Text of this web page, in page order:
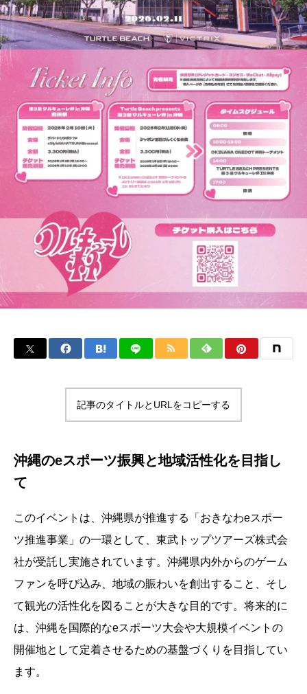
記事のタイトルとURLをコピーする
沖縄のeスポーツ振興と地域活性化を目指し
て
このイベントは、沖縄県が推進する「おきなわeスポー
ツ推進事業」の一環として、東武トップツアーズ株式会
社が受託し実施されています。沖縄県内外からのゲーム
ファンを呼び込み、地域の賑わいを創出すること、そし
て観光の活性化を図ることが大きな目的です。将来的に
は、沖縄を国際的なeスポーツ大会や大規模イベントの
開催地として定着させるための基盤づくりを目指してい
ます。